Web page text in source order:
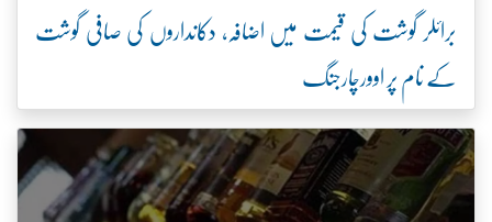
برائلر گوشت کی قیمت میں اضافہ، دکانداروں کی صافی گوشت
کے نام پر اوورچارجنگ